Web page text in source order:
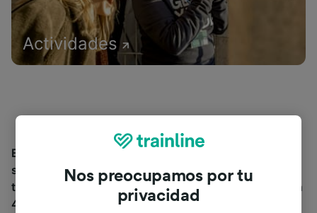
Actividades
Encuentra información sobre la estación y sus
servicios, comprueba los horarios de tren y reserva
tus billetes desde o hacia Cosseria. Trainline opera en
45 países y vende billetes de más de 270 compañías
Nos preocupamos por tu
privacidad